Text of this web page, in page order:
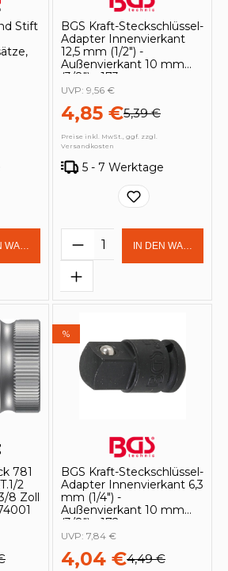
Stift
Gib den
WARENKORB
BGS Kraft-Steckschlüssel-
Adapter Innenvierkant
12,5 mm (1/2") -
Außenvierkant 10 mm
(3/8") - 173
4,85 €5,39 €
UVP: 9,56 €
Preise inkl. MwSt., ggf. zzgl.
Versandkosten
5 - 7 Werktage
Produkt Anzahl:
IN DEN
781
2
8 Zoll
%
BGS Kraft-Steckschlüssel-
Adapter Innenvierkant 6,3
mm (1/4") -
Außenvierkant 10 mm
(3/8") - 172
4,04 €4,49 €
UVP: 7,84 €